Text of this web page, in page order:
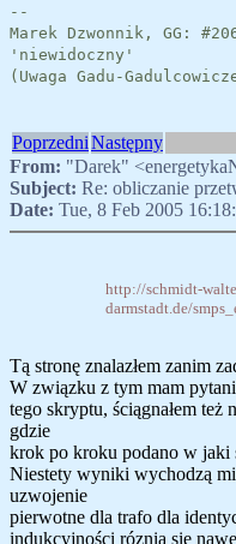
--
Marek Dzwonnik, GG:
'niewidoczny'
(Uwaga Gadu-
PoprzedniNastępny
From: "Darek"
Subject: Re: obliczanie
Date: Tue, 8 Feb 2005
http://schmidt-
darmstadt.de/
Tą stronę znalazłem zanim
W związku z tym mam
tego skryptu, ściągnałem
gdzie
krok po kroku podano w jaki
Niestety wyniki wychodzą
uzwojenie
pierwotne dla trafo dla
indukcyjności róznią się